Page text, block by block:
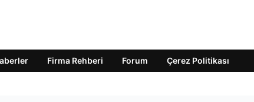
Firma Rehberi Forum Çerez Politikası